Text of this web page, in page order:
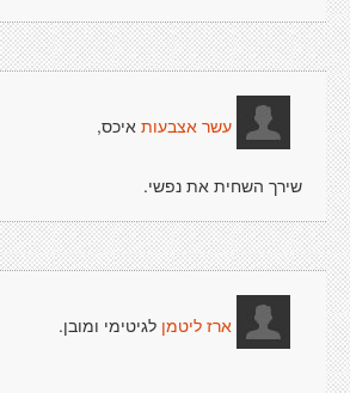
עשר אצבעות איכס,
שירך השחית את נפשי.
ארז ליטמן לגיטימי ומובן.